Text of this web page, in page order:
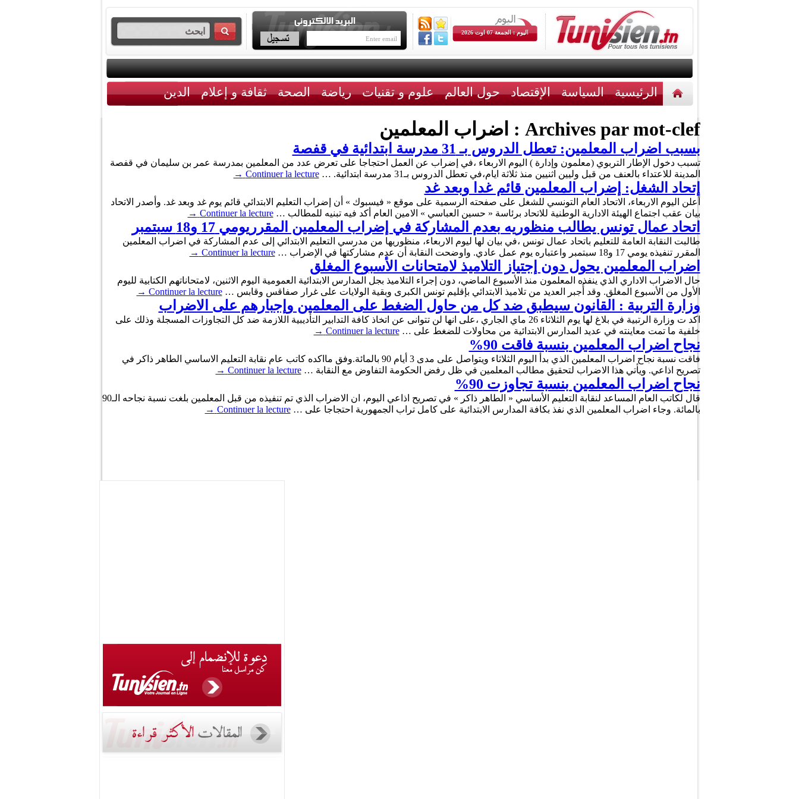
اليوم : الجمعة 07 اوت 2026
الرئيسية السياسة الإقتصاد حول العالم علوم و تقنيات رياضة الصحة ثقافة و إعلام الدين
أخبار مختلفة
Archives par mot-clef : اضراب المعلمين
بسبب اضراب المعلمين: تعطل الدروس بـ 31 مدرسة ابتدائية في قفصة
تسبب دخول الإطار التربوي (معلمون وإدارة ) اليوم الاربعاء ،في إضراب عن العمل احتجاجا على تعرض عدد من المعلمين بمدرسة عمر بن سليمان في قفصة
المدينة للاعتداء بالعنف من قبل وليين اثنيين منذ ثلاثة ايام،في تعطل الدروس بـ31 مدرسة ابتدائية. …
Continuer la lecture
→
إتحاد الشغل: إضراب المعلمين قائم غدا وبعد غد
أعلن اليوم الاربعاء، الاتحاد العام التونسي للشغل على صفحته الرسمية على موقع « فيسبوك » أن إضراب التعليم الابتدائي قائم يوم غد وبعد غد. وأصدر الاتحاد
بيان عقب اجتماع الهيئة الادارية الوطنية للاتحاد برئاسة « حسين العباسي » الامين العام أكد فيه تبنيه للمطالب …Continuer la lecture
→
طالبت النقابة العامة للتعليم باتحاد عمال تونس ،في بيان لها ليوم الاربعاء، منظوريها من مدرسي التعليم الابتدائي إلى عدم المشاركة في اضراب المعلمين
المقرر تنفيذه يومي 17 و18 سبتمبر واعتباره يوم عمل عادي. واوضحت النقابة أن عدم مشاركتها في الإضراب …
Continuer la lecture
→
اضراب المعلمين يحول دون إجتياز التلاميذ لامتحانات الأسبوع المغلق
حال الاضراب الاداري الذي ينفذه المعلمون منذ الأسبوع الماضي، دون إجراء التلاميذ بجل المدارس الابتدائية العمومية اليوم الاثنين، لامتحاناتهم الكتابية لليوم
الأول من الأسبوع المغلق. وقد أُجبر العديد من تلاميذ الابتدائي بإقليم تونس الكبرى وبقية الولايات على غرار صفاقس وقابس …Continuer la lecture
→
وزارة التربية : القانون سيطبق ضد كل من حاول الضغط على المعلمين وإجبارهم على الاضراب
اكد ت وزارة الرتبية في بلاغ لها يوم الثلاثاء 26 ماي الجاري ،على انها لن تتوانى عن اتخاذ كافة التدابير التأديبية اللازمة ضد كل التجاوزات المسجلة وذلك على
خلفية ما تمت معاينته في عديد المدارس الابتدائية من محاولات للضغط على …Continuer la lecture
→
نجاح اضراب المعلمين بنسبة فاقت 90%
فاقت نسبة نجاح اضراب المعلمين الذي بدأ اليوم الثلاثاء ويتواصل على مدى 3 أيام 90 بالمائة.وفق مااكده كاتب عام نقابة التعليم الاساسي الطاهر ذاكر في
تصريح اذاعي. ويأتي هذا الاضراب لتحقيق مطالب المعلمين في ظل رفض الحكومة التفاوض مع النقابة …Continuer la lecture
→
نجاح اضراب المعلمين بنسبة تجاوزت 90%
قال لكاتب العام المساعد لنقابة التعليم الأساسي « الطاهر ذاكر » في تصريح اذاعي اليوم، ان الاضراب الذي تم تنفيذه من قبل المعلمين بلغت نسبة نجاحه الـ90
بالمائة. وجاء اضراب المعلمين الذي نفذ بكافة المدارس الابتدائية على كامل تراب الجمهورية احتجاجا على …Continuer la lecture
→